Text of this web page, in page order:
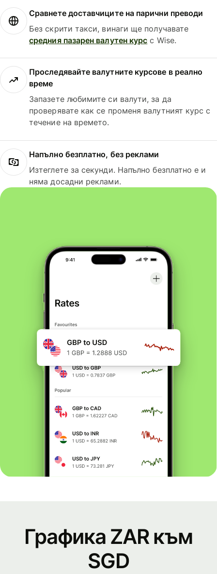
Сравнете доставчиците на парични преводи
Без скрити такси, винаги ще получавате
средния пазарен валутен курс с Wise.
Проследявайте валутните курсове в реално
време
Запазете любимите си валути, за да
проверявате как се променя валутният курс с
течение на времето.
Напълно безплатно, без реклами
Изтеглете за секунди. Напълно безплатно е и
няма досадни реклами.
Графика ZAR към
SGD